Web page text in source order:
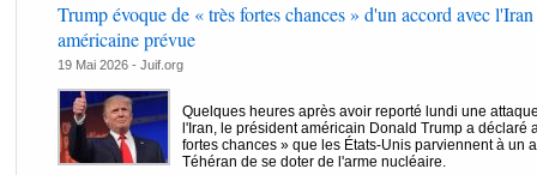
Trump évoque de « très fortes chances » d'un accord avec
américaine prévue
19 Mai 2026 - Juif.org
Quelques heures après avoir reporté lundi une
l'Iran, le président américain Donald Trump a déclaré
fortes chances » que les États-Unis parviennent à un
Téhéran de se doter de l'arme nucléaire.